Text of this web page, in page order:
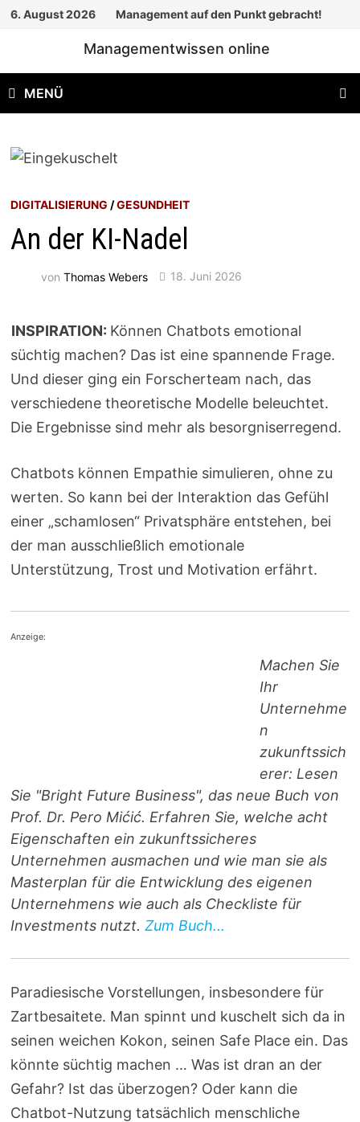
Zum
6. August 2026 Management auf den Punkt gebracht!
Managementwissen online
MENÜ
DIGITALISIERUNG /GESUNDHEIT
An der KI-Nadel
vonThomas Webers 18. Juni 2026
INSPIRATION: Können Chatbots emotional
süchtig machen? Das ist eine spannende Frage.
Und dieser ging ein Forscherteam nach, das
verschiedene theoretische Modelle beleuchtet.
Die Ergebnisse sind mehr als besorgniserregend.
Chatbots können Empathie simulieren, ohne zu
werten. So kann bei der Interaktion das Gefühl
einer „schamlosen“ Privatsphäre entstehen, bei
der man ausschließlich emotionale
Unterstützung, Trost und Motivation erfährt.
Anzeige:
Machen Sie
Ihr
Unternehme
n
zukunftssich
erer: Lesen
Sie "Bright Future Business", das neue Buch von
Prof. Dr. Pero Mićić. Erfahren Sie, welche acht
Eigenschaften ein zukunftssicheres
Unternehmen ausmachen und wie man sie als
Masterplan für die Entwicklung des eigenen
Unternehmens wie auch als Checkliste für
Investments nutzt.Zum Buch...
Paradiesische Vorstellungen, insbesondere für
Zartbesaitete. Man spinnt und kuschelt sich da in
seinen weichen Kokon, seinen Safe Place ein. Das
könnte süchtig machen … Was ist dran an der
Gefahr? Ist das überzogen? Oder kann die
Chatbot-Nutzung tatsächlich menschliche